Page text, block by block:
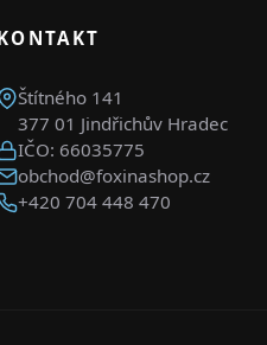
Štítného 141
377 01 Jindřichův Hradec
IČO: 66035775
obchod@foxinashop.cz
+420 704 448 470